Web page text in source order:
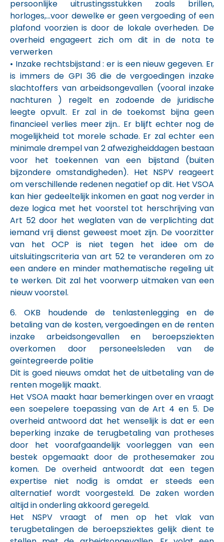
persoonlijke uitrustingsstukken zoals brillen,
horloges,…voor dewelke er geen vergoeding of een
plafond voorzien is door de lokale overheden. De
overheid engageert zich om dit in de nota te
verwerken
• Inzake rechtsbijstand : er is een nieuw gegeven. Er
is immers de GPI 36 die de vergoedingen inzake
slachtoffers van arbeidsongevallen (vooral inzake
nachturen ) regelt en zodoende de juridische
leegte opvult. Er zal in de toekomst bijna geen
financieel verlies meer zijn.. Er blijft echter nog de
mogelijkheid tot morele schade. Er zal echter een
minimale drempel van 2 afwezigheiddagen bestaan
voor het toekennen van een bijstand (buiten
bijzondere omstandigheden). Het NSPV reageert
om verschillende redenen negatief op dit. Het VSOA
kan hier gedeeltelijk inkomen en gaat nog verder in
deze logica met het voorstel tot herschrijving van
Art 52 door het weglaten van de verplichting dat
iemand vrij dienst geweest moet zijn. De voorzitter
van het OCP is niet tegen het idee om de
uitsluitingscriteria van art 52 te veranderen om zo
een andere en minder mathematische regeling uit
te werken. Dit zal het voorwerp uitmaken van een
nieuw voorstel.
6. OKB houdende de tenlastenlegging en de
betaling van de kosten, vergoedingen en de renten
inzake arbeidsongevallen en beroepsziekten
overkomen door personeelsleden van de
geïntegreerde politie
Dit is goed nieuws omdat het de uitbetaling van de
renten mogelijk maakt.
Het VSOA maakt haar bemerkingen over en vraagt
een soepelere toepassing van de Art 4 en 5. De
overheid antwoord dat het wenselijk is dat er een
beperking inzake de terugbetaling van protheses
door het voorafgaandelijk voorleggen van een
bestek opgemaakt door de prothesemaker zou
komen. De overheid antwoordt dat een tegen
expertise niet nodig is omdat er steeds een
alternatief wordt voorgesteld. De zaken worden
altijd in onderling akkoord geregeld.
Het NSPV vraagt of men op het vlak van
terugbetalingen de beroepsziektes gelijk dient te